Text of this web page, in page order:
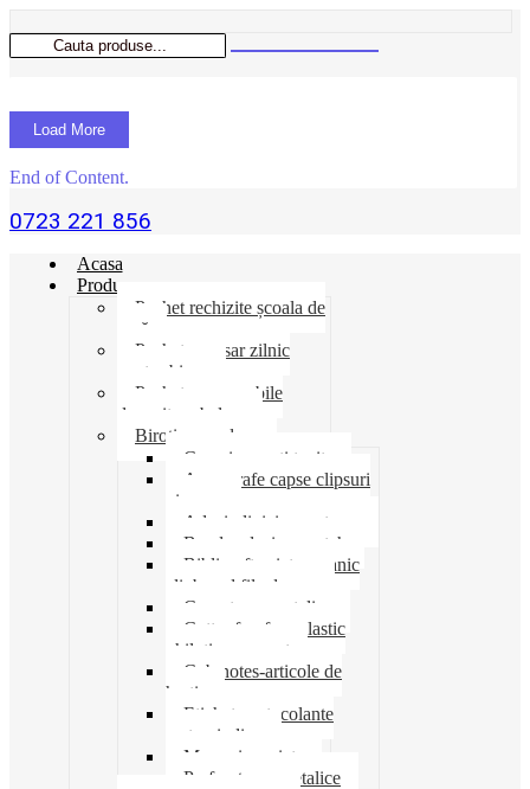
Load More
End of Content.
0723 221 856
Acasa
Produse
Pachet rechizite școala de
vară
Pachet necesar zilnic
pentru birou
Pachet consumabile
depozit-ambalare
Birotica-produse
Cosuri suporti tavite
Ace agrafe capse clipsuri
pioneze
Adeziv lipici corectoare
Banda adeziva-scotch
Biblioraft caiet mecanic
clipboard file dosare
Capsatoare metalice
Cutter foarfeca elastic
ghilotina magnet
Cub notes-articole de
hartie
Etichete autocolante
carton indigo
Mape si serviete
Perforatoare metalice